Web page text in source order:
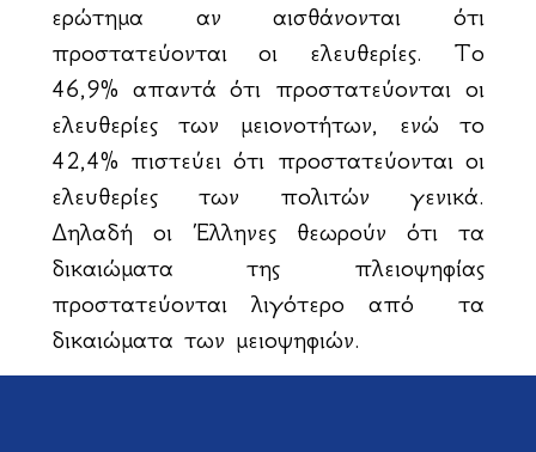
ερώτημα αν αισθάνονται ότι
προστατεύονται οι ελευθερίες. Το
46,9% απαντά ότι προστατεύονται οι
ελευθερίες των μειονοτήτων, ενώ το
42,4% πιστεύει ότι προστατεύονται οι
ελευθερίες των πολιτών γενικά.
Δηλαδή οι Έλληνες θεωρούν ότι τα
δικαιώματα της πλειοψηφίας
προστατεύονται λιγότερο από τα
δικαιώματα των μειοψηφιών.